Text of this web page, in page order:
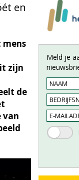
en
zijn
de
van
Meld je